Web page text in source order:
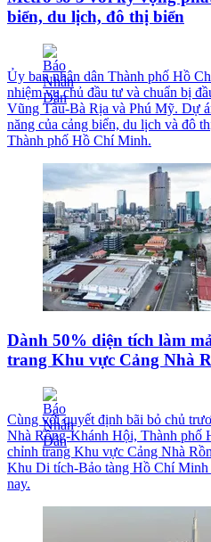
biển, du lịch, đô thị biển
Ủy ban nhân dân Thành phố Hồ
nhiệm vụ chủ đầu tư và chuẩn bị
Vũng Tàu-Bà Rịa và Phú Mỹ. Dự
năng của cảng biển, du lịch và đô
Thành phố Hồ Chí Minh.
Dành 50% diện tích làm
trang Khu vực Cảng Nhà
Cùng với quyết định bãi bỏ chủ
Nhà Rồng-Khánh Hội, Thành phố
chỉnh trang Khu vực Cảng Nhà
Khu Di tích-Bảo tàng Hồ Chí Minh
nay.